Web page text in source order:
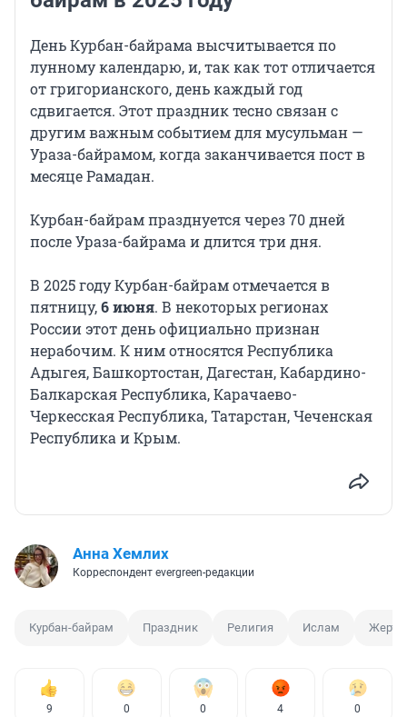
День Курбан-байрама высчитывается по
лунному календарю, и, так как тот отличается
от григорианского, день каждый год
сдвигается. Этот праздник тесно связан с
другим важным событием для мусульман —
Ураза-байрамом, когда заканчивается пост в
месяце Рамадан.
Курбан-байрам празднуется через 70 дней
после Ураза-байрама и длится три дня.
В 2025 году Курбан-байрам отмечается в
пятницу,6 июня. В некоторых регионах
России этот день официально признан
нерабочим. К ним относятся Республика
Адыгея, Башкортостан, Дагестан, Кабардино-
Балкарская Республика, Карачаево-
Черкесская Республика, Татарстан, Чеченская
Республика и Крым.
Анна Хемлих
Корреспондент evergreen-редакции
Курбан-байрам Праздник Религия Ислам
9 0 0 4 0